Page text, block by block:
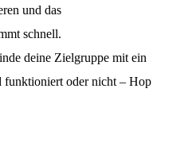
und das
schnell.
deine Zielgruppe mit ein
oder nicht – Hop